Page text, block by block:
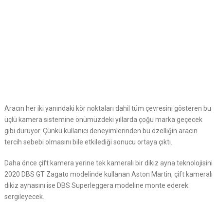
Aracın her iki yanındaki kör noktaları dahil tüm çevresini gösteren bu
üçlü kamera sistemine önümüzdeki yıllarda çoğu marka geçecek
gibi duruyor. Çünkü kullanıcı deneyimlerinden bu özelliğin aracın
tercih sebebi olmasını bile etkilediği sonucu ortaya çıktı.
Daha önce çift kamera yerine tek kameralı bir dikiz ayna teknolojisini
2020 DBS GT Zagato modelinde kullanan Aston Martin, çift kameralı
dikiz aynasını ise DBS Superleggera modeline monte ederek
sergileyecek.